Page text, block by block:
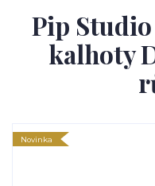
Pip
kalhoty
Novinka